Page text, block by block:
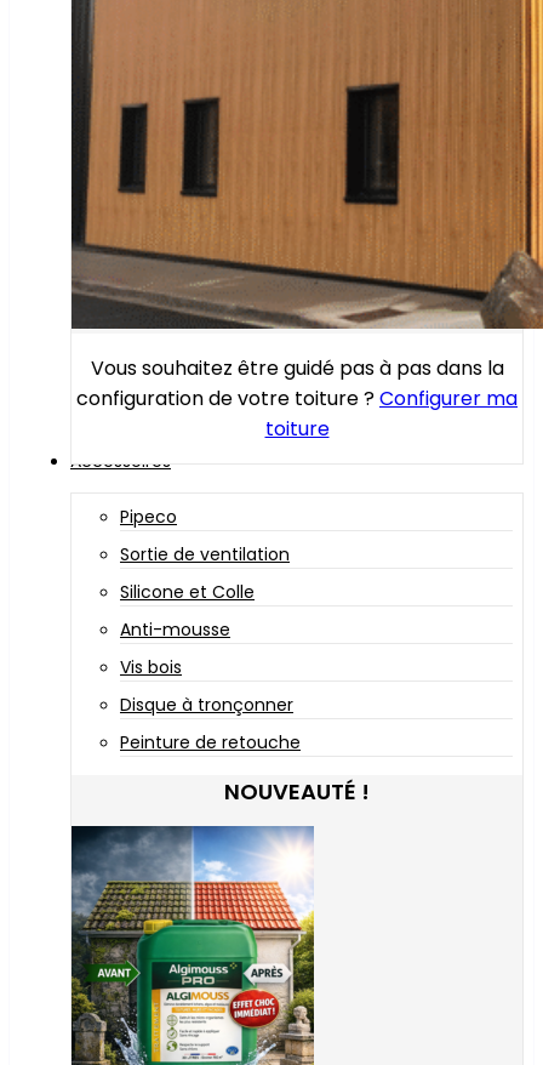
Vous souhaitez être guidé pas à pas dans la
configuration de votre toiture ?Configurer ma
toiture
Accessoires
Pipeco
Sortie de ventilation
Silicone et Colle
Anti-mousse
Vis bois
Disque à tronçonner
Peinture de retouche
NOUVEAUTÉ !